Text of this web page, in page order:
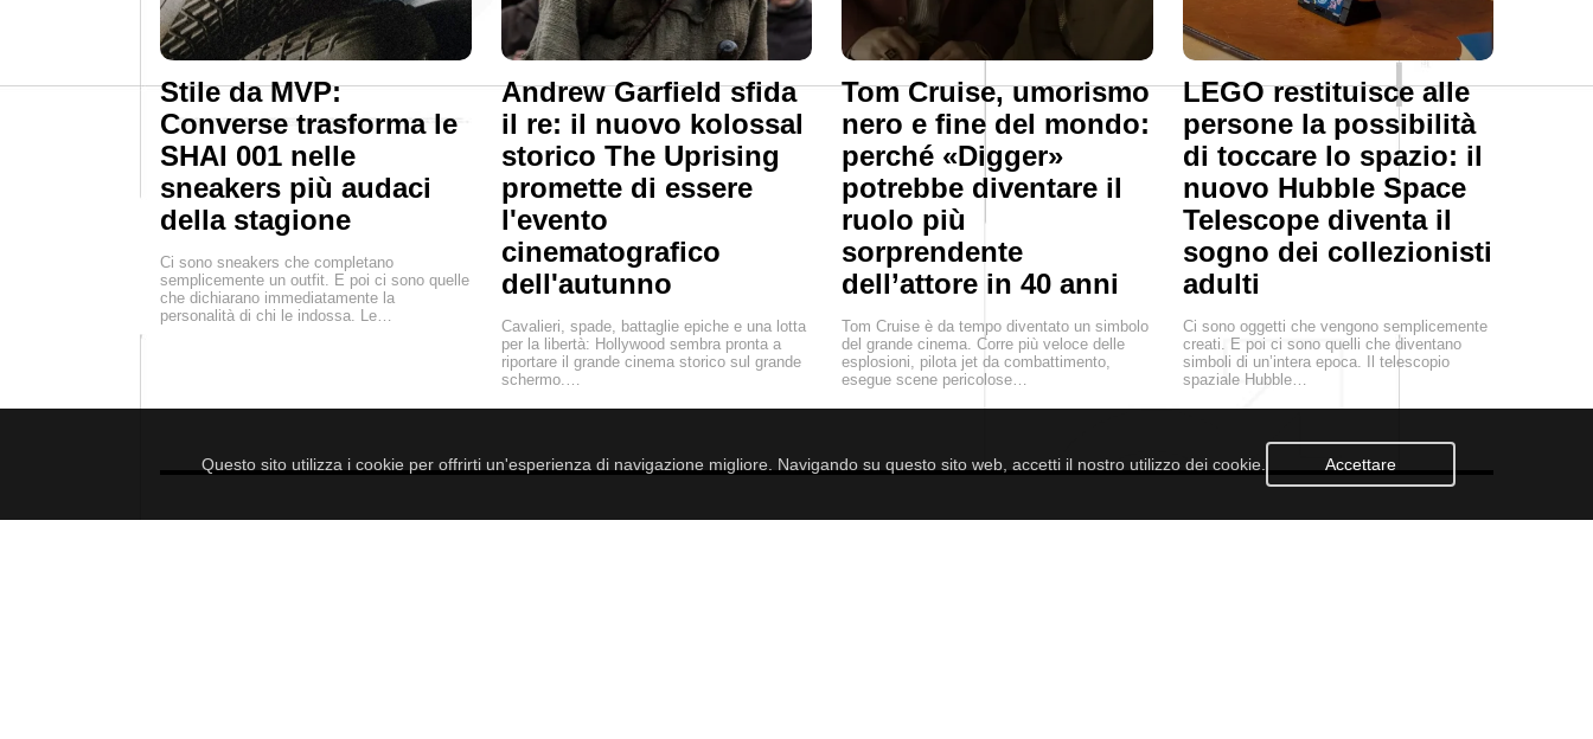
Stile da MVP:
Converse trasforma le
SHAI 001 nelle
sneakers più audaci
della stagione
Ci sono sneakers che completano
semplicemente un outfit. E poi ci sono quelle
che dichiarano immediatamente la
personalità di chi le indossa. Le…
Andrew Garfield sfida
il re: il nuovo kolossal
storico The Uprising
promette di essere
l'evento
cinematografico
dell'autunno
Cavalieri, spade, battaglie epiche e una lotta
per la libertà: Hollywood sembra pronta a
riportare il grande cinema storico sul grande
schermo.…
Tom Cruise, umorismo
nero e fine del mondo:
perché «Digger»
potrebbe diventare il
ruolo più
sorprendente
dell’attore in 40 anni
Tom Cruise è da tempo diventato un simbolo
del grande cinema. Corre più veloce delle
esplosioni, pilota jet da combattimento,
esegue scene pericolose…
LEGO restituisce alle
persone la possibilità
di toccare lo spazio: il
nuovo Hubble Space
Telescope diventa il
sogno dei collezionisti
adulti
Ci sono oggetti che vengono semplicemente
creati. E poi ci sono quelli che diventano
simboli di un’intera epoca. Il telescopio
spaziale Hubble…
Questo sito utilizza i cookie per offrirti un'esperienza di navigazione migliore. Navigando su questo sito web, accetti il nostro utilizzo dei cookie. Accettare